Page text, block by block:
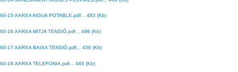
15-XARXA AIGUA POTABLE.pdf... 483 (Kb)
16-XARXA MITJA TENSIÓ.pdf... 496 (Kb)
17-XARXA BAIXA TENSIÓ.pdf... 456 (Kb)
18-XARXA TELEFONIA.pdf... 485 (Kb)